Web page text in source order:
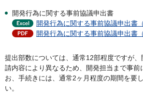
開発行為に関する事前協議申出書
開発行為に関する事前協議申出書
開発行為に関する事前協議申出書
提出部数については、通常12部程度ですが
請内容により異なるため、開発担当まで事前
お、手続きには、通常2ヶ月程度の期間を要
い。